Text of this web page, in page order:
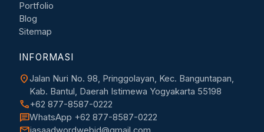
Portfolio
Blog
Sitemap
INFORMASI
location_onJalan Nuri No. 98, Pringgolayan, Kec. Banguntapan,
Kab. Bantul, Daerah Istimewa Yogyakarta 55198
call+62 877-8587-0222
chatWhatsApp +62 877-8587-0222